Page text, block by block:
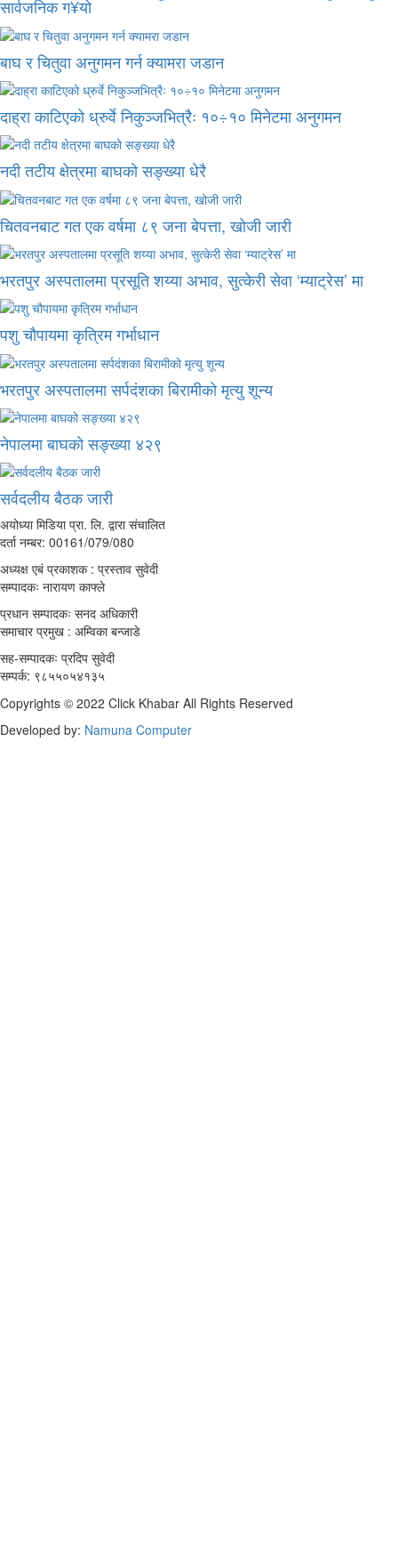
सार्वजनिक ग¥यो
बाघ र चितुवा अनुगमन गर्न क्यामरा जडान
दाह्रा काटिएको ध्रुर्वे निकुञ्जभित्रैः १०÷१० मिनेटमा अनुगमन
नदी तटीय क्षेत्रमा बाघको सङ्ख्या धेरै
चितवनबाट गत एक वर्षमा ८९ जना बेपत्ता, खोजी जारी
भरतपुर अस्पतालमा प्रसूति शय्या अभाव, सुत्केरी सेवा ‘म्याट्रेस’ मा
पशु चौपायमा कृत्रिम गर्भाधान
भरतपुर अस्पतालमा सर्पदंशका बिरामीको मृत्यु शून्य
नेपालमा बाघको सङ्ख्या ४२९
सर्वदलीय बैठक जारी
अयोध्या मिडिया प्रा. लि. द्वारा संचालित
दर्ता नम्बर: 00161/079/080
अध्यक्ष एबं प्रकाशक : प्रस्ताव सुवेदी
सम्पादकः नारायण काफ्ले
प्रधान सम्पादकः सनद अधिकारी
समाचार प्रमुख : अम्विका बन्जाडे
सह-सम्पादकः प्रदिप सुवेदी
सम्पर्क: ९८५५०५४१३५
Copyrights © 2022 Click Khabar All Rights Reserved
Developed by: Namuna Computer